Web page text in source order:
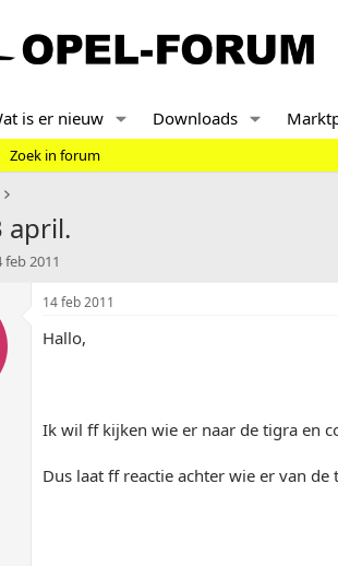
is er nieuw Downloads
Zoek in forum
april.
feb 2011
14 feb 2011
Hallo,
Ik wil ff kijken wie er naar de tigra en
Dus laat ff reactie achter wie er van de